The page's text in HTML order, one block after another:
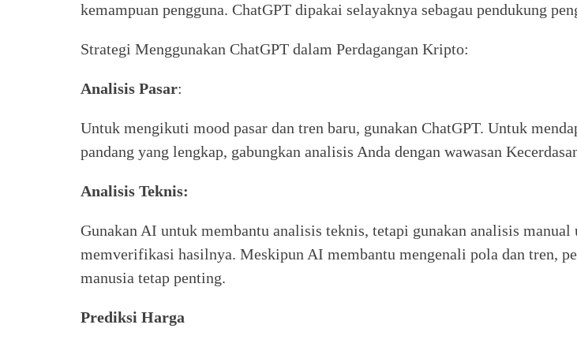
kemampuan pengguna. ChatGPT dipakai selayaknya sebagau pendukung
Strategi Menggunakan ChatGPT dalam Perdagangan Kripto:
Analisis Pasar:
Untuk mengikuti mood pasar dan tren baru, gunakan ChatGPT. Untuk
pandang yang lengkap, gabungkan analisis Anda dengan wawasan
Analisis Teknis:
Gunakan AI untuk membantu analisis teknis, tetapi gunakan analisis manual
memverifikasi hasilnya. Meskipun AI membantu mengenali pola dan tren,
manusia tetap penting.
Prediksi Harga